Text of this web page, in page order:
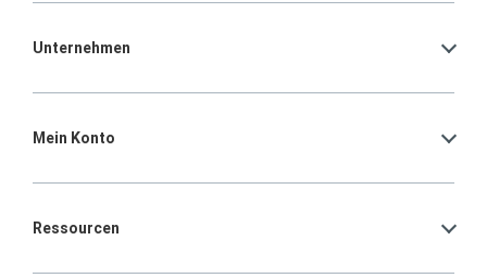
Unternehmen
Mein Konto
Ressourcen